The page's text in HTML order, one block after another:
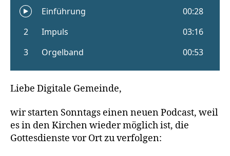
Liebe Digitale Gemeinde,
wir starten Sonntags einen neuen Podcast, weil
es in den Kirchen wieder möglich ist, die
Gottesdienste vor Ort zu verfolgen: